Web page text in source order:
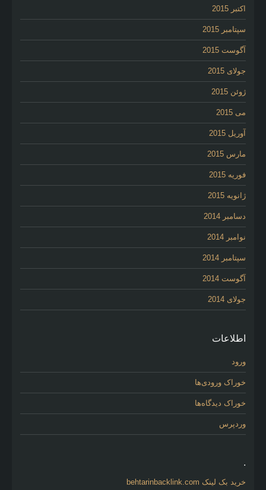
اکتبر 2015
سپتامبر 2015
آگوست 2015
جولای 2015
ژوئن 2015
می 2015
آوریل 2015
مارس 2015
فوریه 2015
ژانویه 2015
دسامبر 2014
نوامبر 2014
سپتامبر 2014
آگوست 2014
جولای 2014
اطلاعات
ورود
خوراک ورودی‌ها
خوراک دیدگاه‌ها
وردپرس
.
خرید بک لینک behtarinbacklink.com